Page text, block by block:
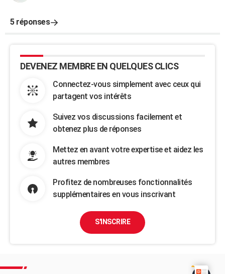
5 réponses
DEVENEZ MEMBRE EN QUELQUES CLICS
Connectez-vous simplement avec ceux qui
partagent vos intérêts
Suivez vos discussions facilement et
obtenez plus de réponses
Mettez en avant votre expertise et aidez les
autres membres
Profitez de nombreuses fonctionnalités
supplémentaires en vous inscrivant
S'INSCRIRE